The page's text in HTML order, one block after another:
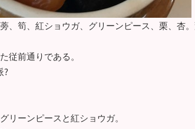
、筍、紅ショウガ、グリーンピース、栗、杏
従前通りである。
?
リーンピースと紅ショウガ。